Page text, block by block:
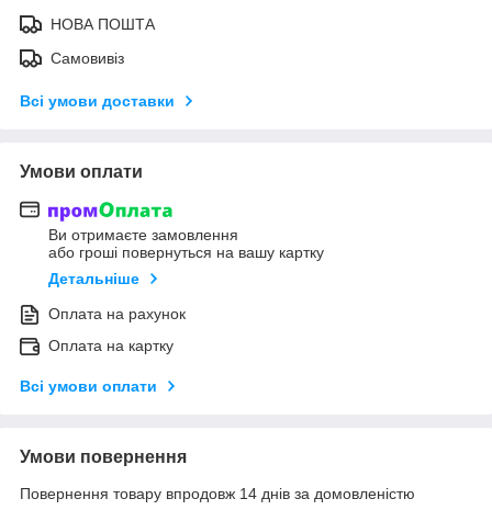
НОВА ПОШТА
Самовивіз
Всі умови доставки
Умови оплати
Ви отримаєте замовлення
або гроші повернуться на вашу картку
Детальніше
Оплата на рахунок
Оплата на картку
Всі умови оплати
Умови повернення
Повернення товару впродовж 14 днів за домовленістю